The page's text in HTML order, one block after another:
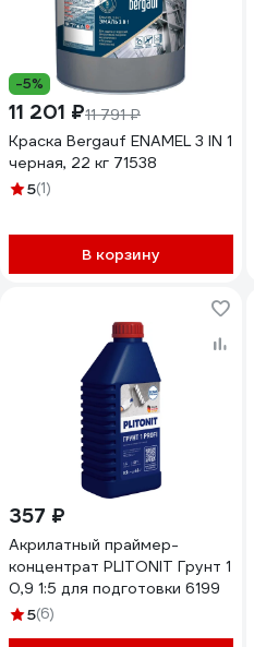
-5%
11 201 ₽11 791 ₽
Краска Bergauf ENAMEL 3 IN 1
черная, 22 кг 71538
5(1)
В корзину
357 ₽
Акрилатный праймер-
концентрат PLITONIT Грунт 1
0,9 1:5 для подготовки 6199
5(6)